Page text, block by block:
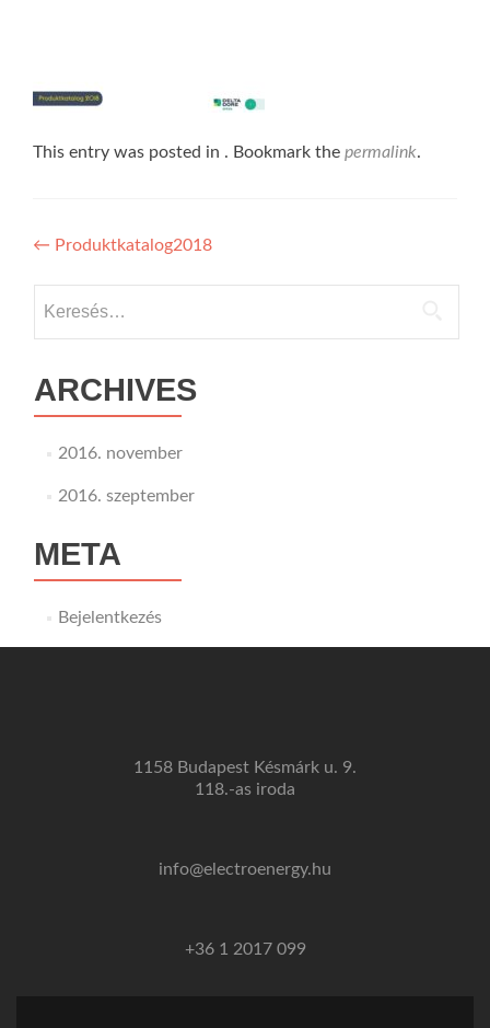
This entry was posted in . Bookmark the permalink.
Bejegyzés
navigáció
← Produktkatalog2018
ARCHIVES
2016. november
2016. szeptember
META
Bejelentkezés
1158 Budapest Késmárk u. 9.
118.-as iroda
info@electroenergy.hu
+36 1 2017 099